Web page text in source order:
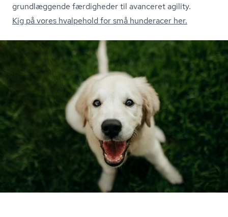
grundlæggende færdigheder til avanceret agility.
Kig på vores hvalpehold for små hunderacer her.